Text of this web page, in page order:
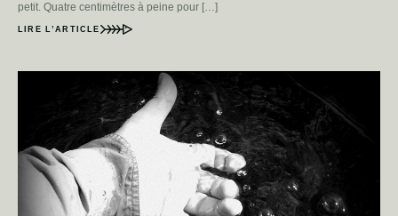
petit. Quatre centimètres à peine pour […]
LIRE L’ARTICLE